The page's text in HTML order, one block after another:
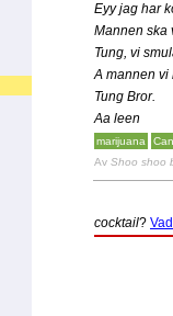
Eyy jag har
Mannen ska
Tung, vi
A mannen vi
Tung Bror.
Aa leen
marijuana
Av Shoo shoo
cocktail?